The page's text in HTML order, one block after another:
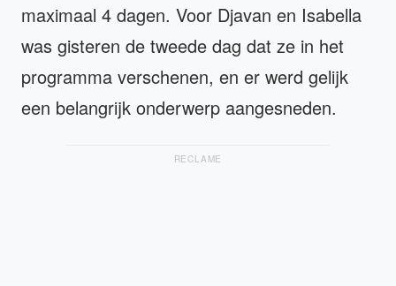
maximaal 4 dagen. Voor Djavan en Isabella
was gisteren de tweede dag dat ze in het
programma verschenen, en er werd gelijk
een belangrijk onderwerp aangesneden.
RECLAME